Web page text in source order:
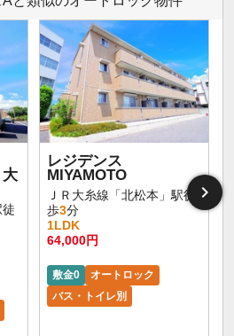
レジデンス
MIYAMOTO
ＪＲ大糸線「北松本」駅徒
歩3分
1LDK
64,000円
敷金0
オートロック
バス・トイレ別